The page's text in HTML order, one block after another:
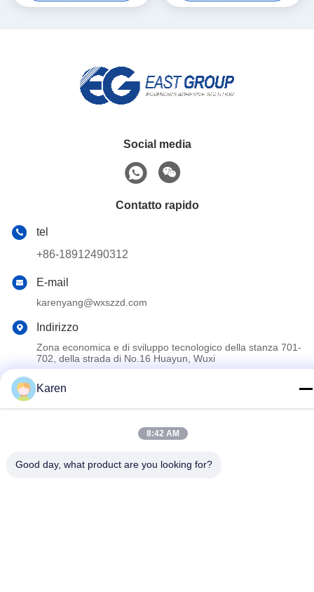
Social media
Contatto rapido
tel
+86-18912490312
E-mail
karenyang@wxszzd.com
Indirizzo
Zona economica e di sviluppo tecnologico della stanza 701-
702, della strada di No.16 Huayun, Wuxi
La Cina va bene. Qualità Colla calda della colata di PUR
Fornitore. 2022-2026 Wuxi East Group Trading Co.,Ltd Tutti. Tutti
i diritti riservati.
Karen
8:42 AM
Good day, what product are you looking for?